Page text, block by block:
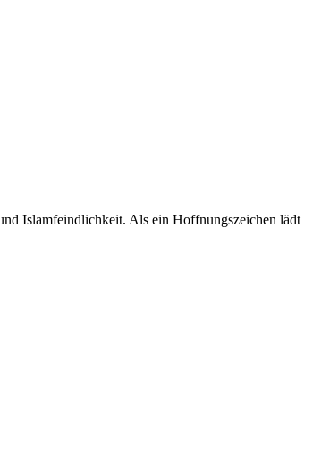
Islamfeindlichkeit. Als ein Hoffnungszeichen lädt